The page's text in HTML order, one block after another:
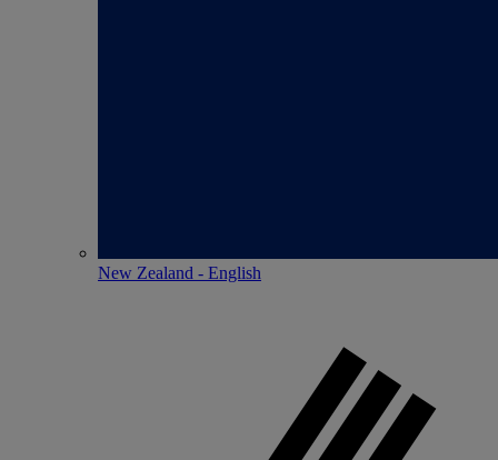
New Zealand - English